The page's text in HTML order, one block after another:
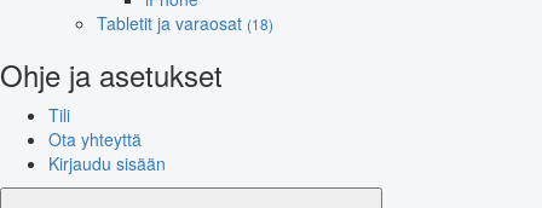
Tabletit ja varaosat (18)
Ohje ja asetukset
Tili
Ota yhteyttä
Kirjaudu sisään